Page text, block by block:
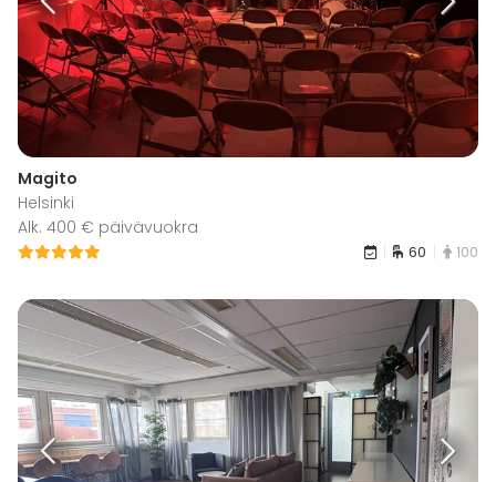
Magito
Helsinki
Alk. 400 € päivävuokra
60 100